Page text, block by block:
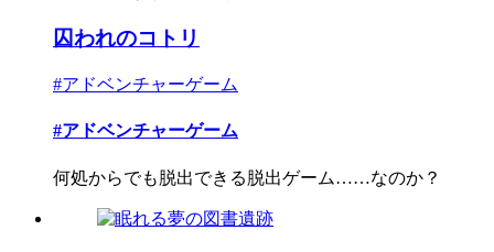
囚われのコトリ
#アドベンチャーゲーム
#アドベンチャーゲーム
何処からでも脱出できる脱出ゲーム……なのか？